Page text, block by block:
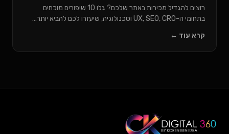
רוצים להגדיל מכירות באתר שלכם? גלו 10 שיפורים מוכחים
בתחומי ה-UX, SEO, CRO וטכנולוגיה, שיעזרו לכם להביא יותר…
קרא עוד ←